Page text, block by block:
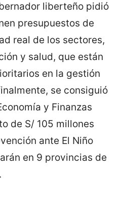
liberteño pidió
presupuestos de
real de los sectores,
y salud, que están
en la gestión
se consiguió
y Finanzas
de S/ 105 millones
ante El Niño
en 9 provincias de